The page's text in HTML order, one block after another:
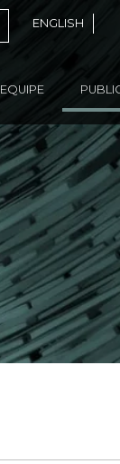
ENGLISH
EQUIPE